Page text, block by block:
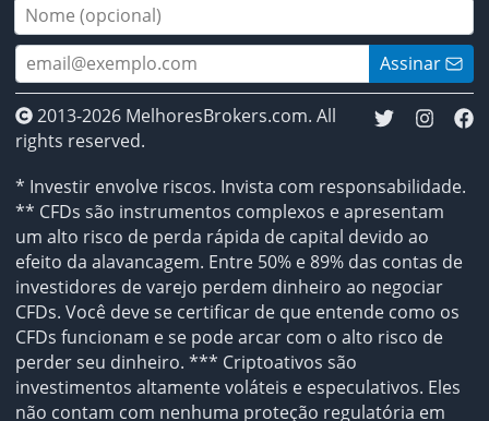
Assinar
2013-2026 MelhoresBrokers.com. All
rights reserved.
* Investir envolve riscos. Invista com responsabilidade.
** CFDs são instrumentos complexos e apresentam
um alto risco de perda rápida de capital devido ao
efeito da alavancagem. Entre 50% e 89% das contas de
investidores de varejo perdem dinheiro ao negociar
CFDs. Você deve se certificar de que entende como os
CFDs funcionam e se pode arcar com o alto risco de
perder seu dinheiro. *** Criptoativos são
investimentos altamente voláteis e especulativos. Eles
não contam com nenhuma proteção regulatória em